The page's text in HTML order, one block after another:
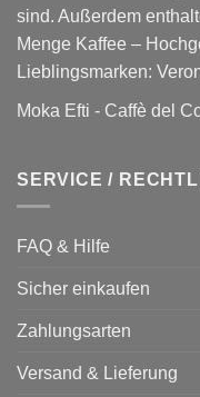
sind. Außerdem
Menge Kaffee –
Lieblingsmarken:
Moka Efti - Caffè del
SERVICE /
FAQ & Hilfe
Sicher einkaufen
Zahlungsarten
Versand & Lieferung